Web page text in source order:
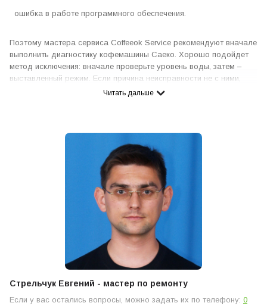
ошибка в работе программного обеспечения.
Поэтому мастера сервиса Coffeeok Service рекомендуют вначале
выполнить диагностику кофемашины Саеко. Хорошо подойдет
метод исключения: вначале проверьте уровень воды, затем –
выставленный режим. Если причина неисправности не с ними,
нужно проверять состояние фильтров. Диагностика и точное
Кофемашина Саеко: мигает лампочка, что
Читать дальше
Стрельчук Евгений - мастер по ремонту
Если у вас остались вопросы, можно задать их по телефону: 0